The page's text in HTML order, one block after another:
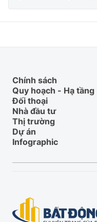
Chính sách
Quy hoạch - Hạ tầng
Đối thoại
Nhà đầu tư
Thị trường
Dự án
Infographic